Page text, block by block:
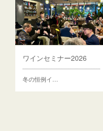
ワインセミナー2026
冬の恒例イ…